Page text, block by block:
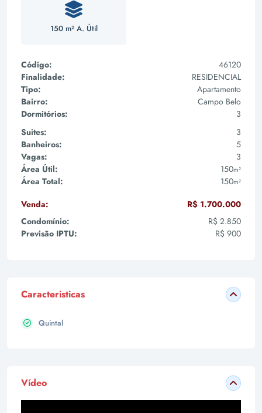
150 m² A. Útil
Código:
46120
Finalidade:
RESIDENCIAL
Tipo:
Apartamento
Bairro:
Campo Belo
Dormitórios:
3
Suites:
3
Banheiros:
5
Vagas:
3
Área Útil:
150m²
Área Total: 150m²
Venda:
R$ 1.700.000
Condomínio:
R$ 2.850
Previsão IPTU:
R$ 900
Caracteristicas
Quintal
Vídeo